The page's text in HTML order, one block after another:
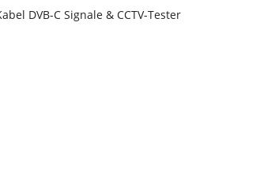
DVB-C Signale & CCTV-Tester